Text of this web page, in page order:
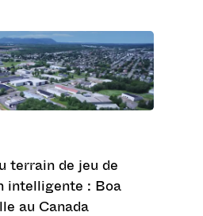
terrain de jeu de
intelligente : Boa
au Canada